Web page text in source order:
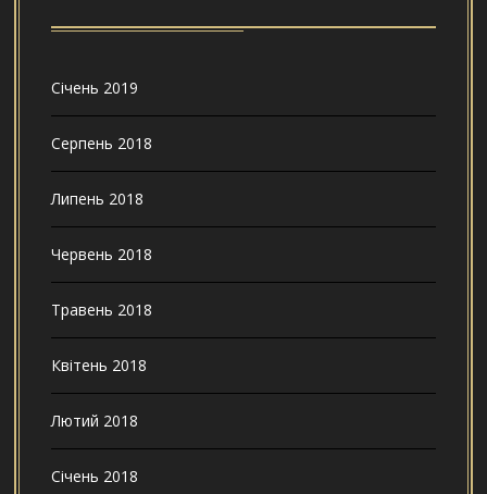
Січень 2019
Серпень 2018
Липень 2018
Червень 2018
Травень 2018
Квітень 2018
Лютий 2018
Січень 2018